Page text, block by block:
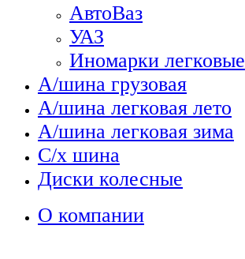
АвтоВаз
УАЗ
Иномарки легковые
А/шина грузовая
А/шина легковая лето
А/шина легковая зима
С/х шина
Диски колесные
О компании